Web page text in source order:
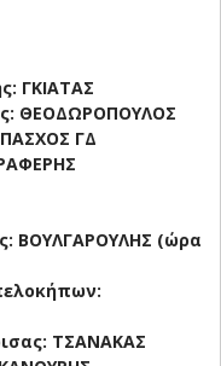
ΓΚΙΑΤΑΣ
ΘΕΟΔΩΡΟΠΟΥΛΟΣ
ΓΔ
ΒΟΥΛΓΑΡΟΥΛΗΣ (ώρα
ΤΣΑΝΑΚΑΣ